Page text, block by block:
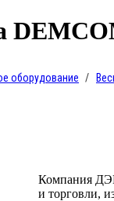
оборудование
Компания
и торговли,